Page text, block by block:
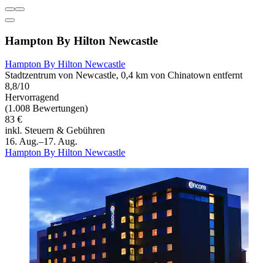
Hampton By Hilton Newcastle
Hampton By Hilton Newcastle
Stadtzentrum von Newcastle, 0,4 km von Chinatown entfernt
8,8/10
Hervorragend
(1.008 Bewertungen)
83 €
inkl. Steuern & Gebühren
16. Aug.–17. Aug.
Hampton By Hilton Newcastle